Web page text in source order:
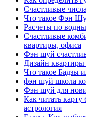
Счастливые
Что такое Фэн
Расчеты по
Счастливые
квартиры, офиса
Фэн шуй
Дизайн
Что такое Бадзы
фэн шуй школа
Фэн шуй для
Как читать карту
астрология